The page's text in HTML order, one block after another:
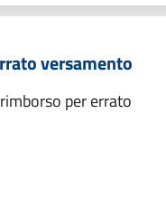
versamento
per errato